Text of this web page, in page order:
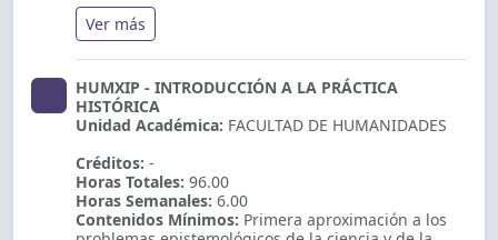
Ver más
HUMXIP - INTRODUCCIÓN A LA PRÁCTICA
HISTÓRICA
Unidad Académica: FACULTAD DE HUMANIDADES
Créditos: -
Horas Totales: 96.00
Horas Semanales: 6.00
Contenidos Mínimos: Primera aproximación a los